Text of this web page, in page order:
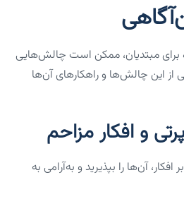
برای مبتدیان، ممکن است چالش‌هایی
از این چالش‌ها و راهکارهای آن‌ها
آن‌ها را بپذیرید و به‌آرامی به